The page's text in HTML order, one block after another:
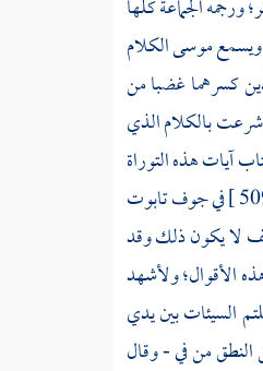
الجماعة كلها
ويسمعموسىالكلام
كسرهما غضبا من
بالكلام الذي
آيات هذه التوراة
في جوف تابوت
لا يكون ذلك وقد
الأقوال؛ ولأشهد
السيئات بين يدي
النطق من في - وقال